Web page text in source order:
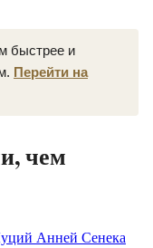
быстрее и
Перейти на
чем
Анней Сенека